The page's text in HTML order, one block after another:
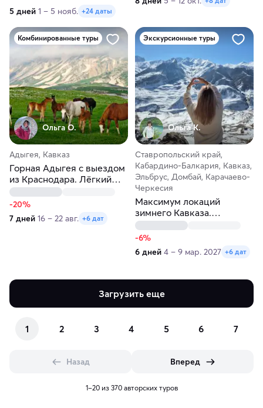
5 дней 1 – 5 нояб. +24 даты
Комбинированные туры
Ольга О.
Адыгея, Кавказ
Горная Адыгея с выездом
из Краснодара. Лёгкий
тур без нагрузки
-20%
7 дней 16 – 22 авг. +6 дат
Экскурсионные туры
Ольга К.
Ставропольский край,
Кабардино-Балкария, Кавказ,
Эльбрус, Домбай, Карачаево-
Черкесия
Максимум локаций
зимнего Кавказа.
Новогодние праздники в
горах
-6%
6 дней 4 – 9 мар. 2027 +6 дат
Загрузить еще
1 2 3 4 5 6 7
Назад Вперед
1–20 из 370 авторских туров